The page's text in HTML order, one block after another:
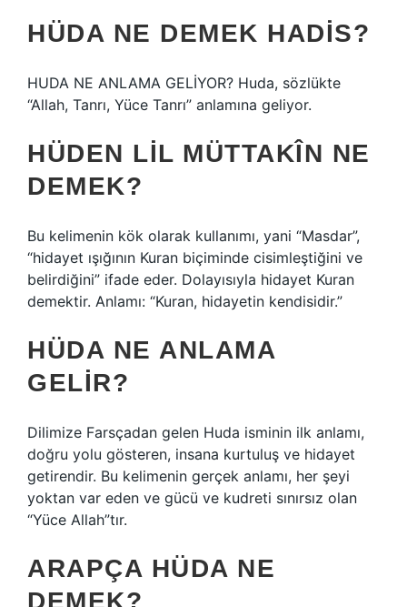
HÜDA NE DEMEK HADIS?
HUDA NE ANLAMA GELİYOR? Huda, sözlükte
“Allah, Tanrı, Yüce Tanrı” anlamına geliyor.
HÜDEN LIL MÜTTAKÎN NE
DEMEK?
Bu kelimenin kök olarak kullanımı, yani “Masdar”,
“hidayet ışığının Kuran biçiminde cisimleştiğini ve
belirdiğini” ifade eder. Dolayısıyla hidayet Kuran
demektir. Anlamı: “Kuran, hidayetin kendisidir.”
HÜDA NE ANLAMA
GELIR?
Dilimize Farsçadan gelen Huda isminin ilk anlamı,
doğru yolu gösteren, insana kurtuluş ve hidayet
getirendir. Bu kelimenin gerçek anlamı, her şeyi
yoktan var eden ve gücü ve kudreti sınırsız olan
“Yüce Allah”tır.
ARAPÇA HÜDA NE
DEMEK?